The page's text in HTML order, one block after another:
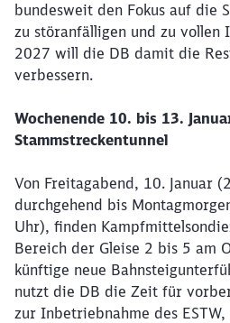
bundesweit den Fokus auf die
zu störanfälligen und zu vollen
2027 will die DB damit die
verbessern.
Wochenende 10. bis 13.
Stammstreckentunnel
Von Freitagabend, 10. Januar
durchgehend bis
Uhr), finden
Bereich der Gleise 2 bis 5 am
künftige neue
nutzt die DB die Zeit für
zur Inbetriebnahme des